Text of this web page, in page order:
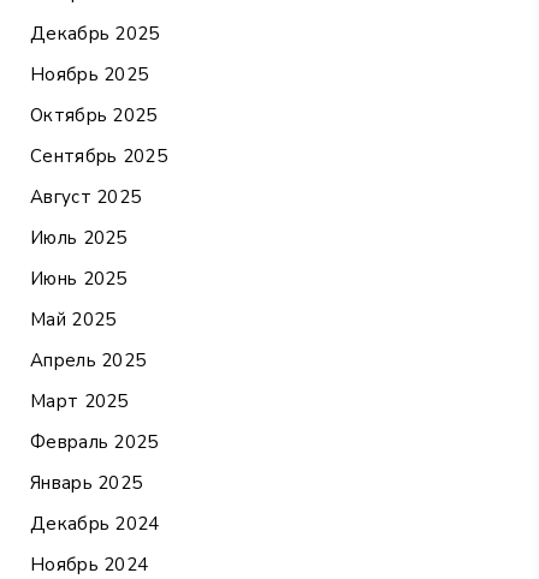
Декабрь 2025
Ноябрь 2025
Октябрь 2025
Сентябрь 2025
Август 2025
Июль 2025
Июнь 2025
Май 2025
Апрель 2025
Март 2025
Февраль 2025
Январь 2025
Декабрь 2024
Ноябрь 2024